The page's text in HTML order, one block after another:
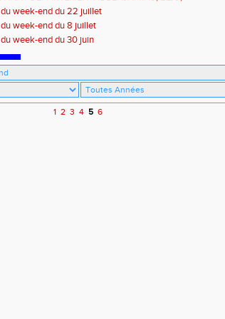
week-end du 22 juillet
week-end du 8 juillet
week-end du 30 juin
1 2 3 4 5 6